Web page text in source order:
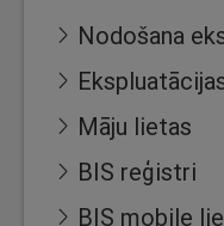
Nodošana
Māju lietas
BIS reģistri
BIS mobile